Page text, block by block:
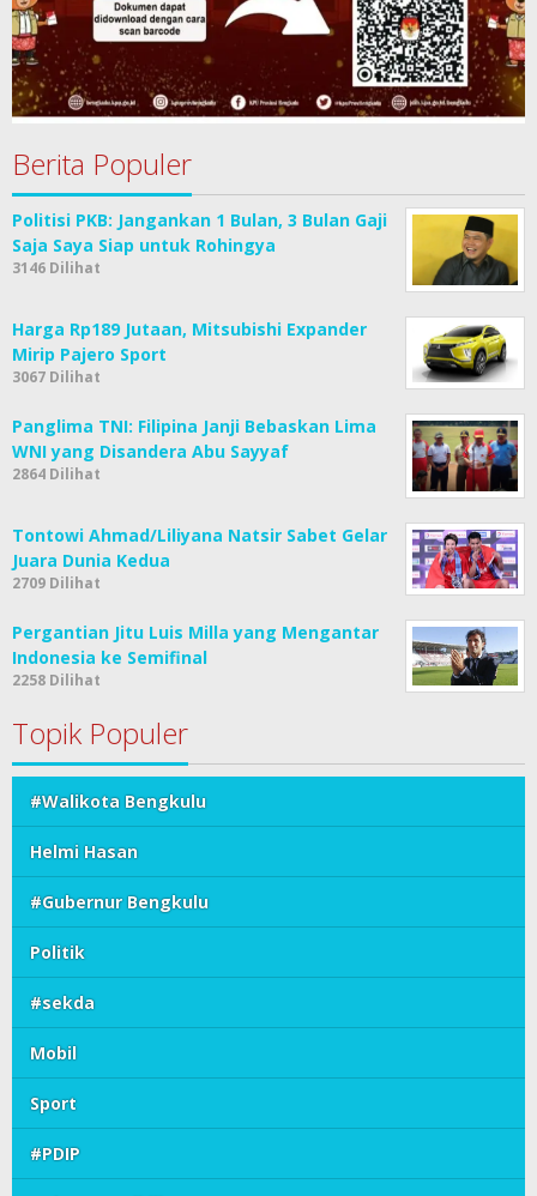
Berita Populer
Politisi PKB: Jangankan 1 Bulan, 3 Bulan Gaji
Saja Saya Siap untuk Rohingya
3146 Dilihat
Harga Rp189 Jutaan, Mitsubishi Expander
Mirip Pajero Sport
3067 Dilihat
Panglima TNI: Filipina Janji Bebaskan Lima
WNI yang Disandera Abu Sayyaf
2864 Dilihat
Tontowi Ahmad/Liliyana Natsir Sabet Gelar
Juara Dunia Kedua
2709 Dilihat
Pergantian Jitu Luis Milla yang Mengantar
Indonesia ke Semifinal
2258 Dilihat
Topik Populer
#Walikota Bengkulu
Helmi Hasan
#Gubernur Bengkulu
Politik
#sekda
Mobil
Sport
#PDIP